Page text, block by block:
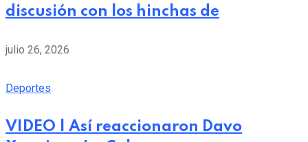
discusión con los hinchas de
julio 26, 2026
Deportes
VIDEO | Así reaccionaron Davo